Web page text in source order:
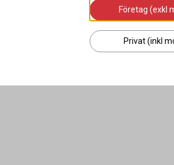
Företag (exkl
Privat (inkl